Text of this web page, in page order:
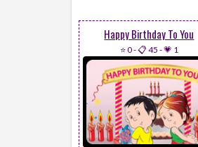
Happy Birthday To You
⭐ 0-📋 45 -💗 1